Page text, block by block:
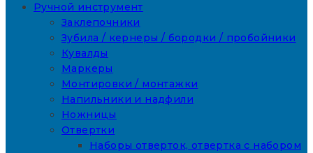
Ручной инструмент
Заклепочники
Зубила / кернеры / бородки / пробойники
Кувалды
Маркеры
Монтировки / монтажки
Напильники и надфили
Ножницы
Отвертки
Наборы отверток, отвертка с набором